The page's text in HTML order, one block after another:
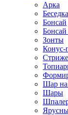
Арка
Беседка
Бонсай
Зонты
Конус-
Шар
Шары